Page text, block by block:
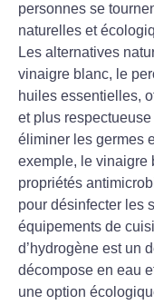
personnes se
naturelles et
Les alternatives
vinaigre blanc, le
huiles essentielles,
et plus
éliminer les germes
exemple, le vinaigre
propriétés
pour désinfecter les
équipements de
d’hydrogène est un
décompose en eau
une option